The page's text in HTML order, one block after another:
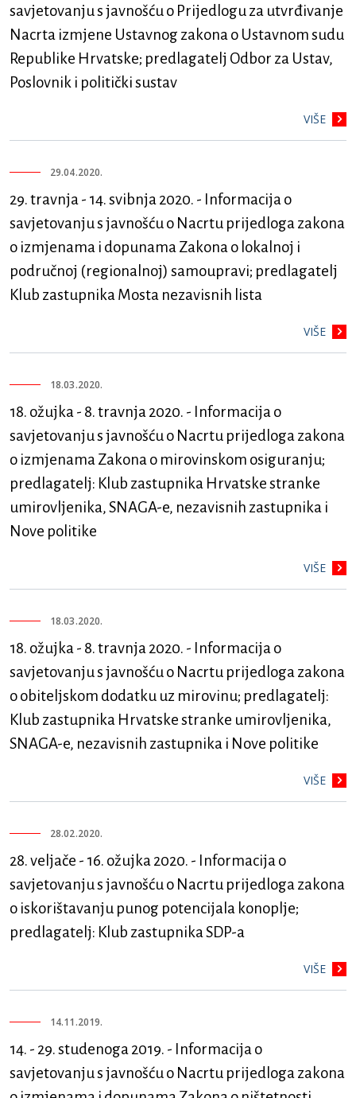
savjetovanju s javnošću o Prijedlogu za utvrđivanje
Nacrta izmjene Ustavnog zakona o Ustavnom sudu
Republike Hrvatske; predlagatelj Odbor za Ustav,
Poslovnik i politički sustav
VIŠE
29.04.2020.
29. travnja - 14. svibnja 2020. - Informacija o
savjetovanju s javnošću o Nacrtu prijedloga zakona
o izmjenama i dopunama Zakona o lokalnoj i
područnoj (regionalnoj) samoupravi; predlagatelj
Klub zastupnika Mosta nezavisnih lista
VIŠE
18.03.2020.
18. ožujka - 8. travnja 2020. - Informacija o
savjetovanju s javnošću o Nacrtu prijedloga zakona
o izmjenama Zakona o mirovinskom osiguranju;
predlagatelj: Klub zastupnika Hrvatske stranke
umirovljenika, SNAGA-e, nezavisnih zastupnika i
Nove politike
VIŠE
18.03.2020.
18. ožujka - 8. travnja 2020. - Informacija o
savjetovanju s javnošću o Nacrtu prijedloga zakona
o obiteljskom dodatku uz mirovinu; predlagatelj:
Klub zastupnika Hrvatske stranke umirovljenika,
SNAGA-e, nezavisnih zastupnika i Nove politike
VIŠE
28.02.2020.
28. veljače - 16. ožujka 2020. - Informacija o
savjetovanju s javnošću o Nacrtu prijedloga zakona
o iskorištavanju punog potencijala konoplje;
predlagatelj: Klub zastupnika SDP-a
VIŠE
14.11.2019.
14. - 29. studenoga 2019. - Informacija o
savjetovanju s javnošću o Nacrtu prijedloga zakona